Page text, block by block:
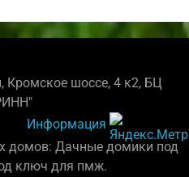
Кромское шоссе, 4 к2, БЦ
Информация
домов: Дачные домики под
ключ для пмж.